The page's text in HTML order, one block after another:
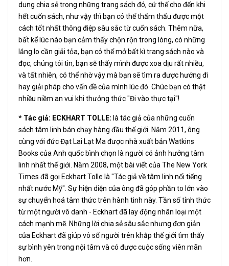
dung chia sẻ trong những trang sách đó, cứ thế cho đến khi
hết cuốn sách, như vậy thì bạn có thể thẩm thấu được một
cách tốt nhất thông điệp sâu sắc từ cuốn sách. Thêm nữa,
bất kể lúc nào bạn cảm thấy chộn rộn trong lòng, có những
lắng lo cần giải tỏa, bạn có thể mở bất kì trang sách nào và
đọc, chúng tôi tin, bạn sẽ thấy mình được xoa dịu rất nhiều,
và tất nhiên, có thể nhờ vậy mà bạn sẽ tìm ra được hướng đi
hay giải pháp cho vấn đề của mình lúc đó. Chúc bạn có thật
nhiều niềm an vui khi thưởng thức "Đi vào thực tại"!
* Tác giả: ECKHART TOLLE: là tác giả của những cuốn
sách tâm linh bán chạy hàng đầu thế giới. Năm 2011, ông
cùng với đức Đạt Lai Lạt Ma được nhà xuất bản Watkins
Books của Anh quốc bình chọn là người có ảnh hưởng tâm
linh nhất thế giới. Năm 2008, một bài viết của The New York
Times đã gọi Eckhart Tolle là "Tác giả về tâm linh nổi tiếng
nhất nước Mỹ". Sự hiện diện của ông đã góp phần to lớn vào
sự chuyển hoá tâm thức trên hành tinh này. Tần số tỉnh thức
từ một người vô danh - Eckhart đã lay động nhân loại một
cách mạnh mẽ. Những lời chia sẻ sâu sắc nhưng đơn giản
của Eckhart đã giúp vô số người trên khắp thế giới tìm thấy
sự bình yên trong nội tâm và có được cuộc sống viên mãn
hơn.